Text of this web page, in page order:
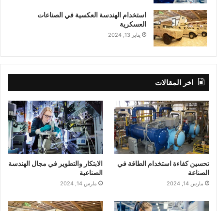
استخدام الهندسة العكسية في الصناعات
العسكرية
يناير 13, 2024
اخر المقالات
تحسين كفاءة استخدام الطاقة في
الصناعة
مارس 14, 2024
الابتكار والتطوير في مجال الهندسة
الصناعية
مارس 14, 2024